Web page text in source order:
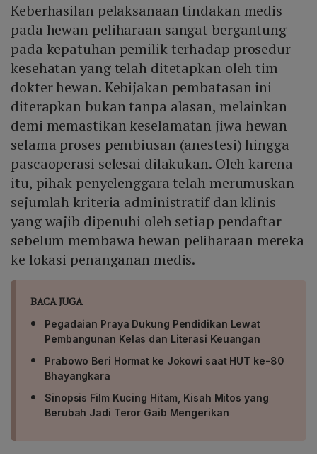
Keberhasilan pelaksanaan tindakan medis
pada hewan peliharaan sangat bergantung
pada kepatuhan pemilik terhadap prosedur
kesehatan yang telah ditetapkan oleh tim
dokter hewan. Kebijakan pembatasan ini
diterapkan bukan tanpa alasan, melainkan
demi memastikan keselamatan jiwa hewan
selama proses pembiusan (anestesi) hingga
pascaoperasi selesai dilakukan. Oleh karena
itu, pihak penyelenggara telah merumuskan
sejumlah kriteria administratif dan klinis
yang wajib dipenuhi oleh setiap pendaftar
sebelum membawa hewan peliharaan mereka
ke lokasi penanganan medis.
BACA JUGA
Pegadaian Praya Dukung Pendidikan Lewat
Pembangunan Kelas dan Literasi Keuangan
Prabowo Beri Hormat ke Jokowi saat HUT ke-80
Bhayangkara
Sinopsis Film Kucing Hitam, Kisah Mitos yang
Berubah Jadi Teror Gaib Mengerikan